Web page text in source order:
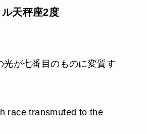
天秤座2度
光が七番目のものに変質す
race transmuted to the